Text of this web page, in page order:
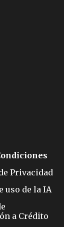
Privacidad
uso de la IA
a Crédito